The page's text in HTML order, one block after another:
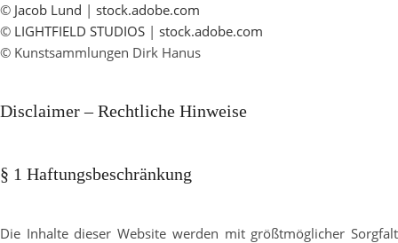
© Jacob Lund | stock.adobe.com
© LIGHTFIELD STUDIOS | stock.adobe.com
© Kunstsammlungen Dirk Hanus
Disclaimer – Rechtliche Hinweise
§ 1 Haftungsbeschränkung
Die Inhalte dieser Website werden mit größtmöglicher Sorgfalt